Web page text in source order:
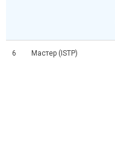
6 Мастер (ISTP)